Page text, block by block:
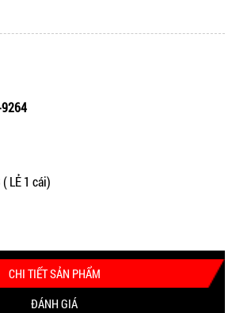
LẺ 1 cái)
CHI TIẾT SẢN PHẨM
ĐÁNH GIÁ